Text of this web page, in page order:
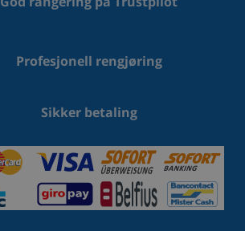
Profesjonell rengjøring
Sikker betaling